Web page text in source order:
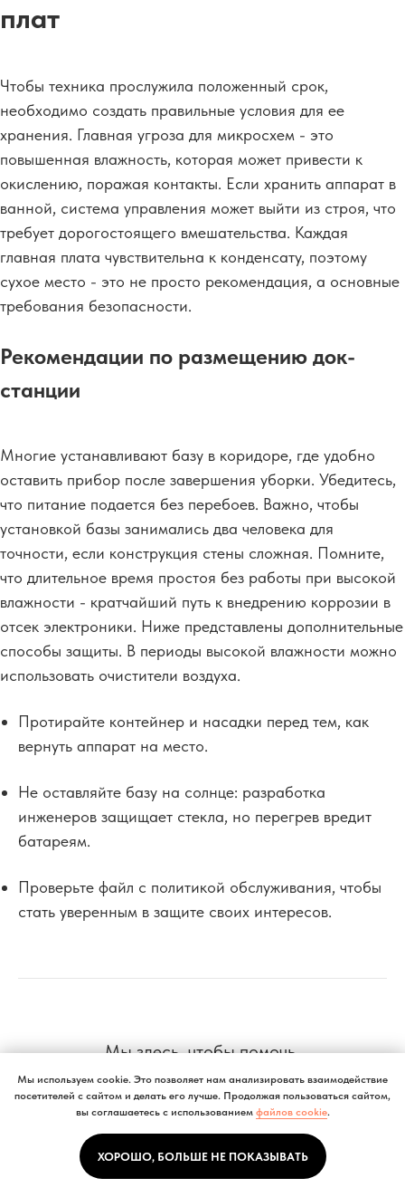
плат
Чтобы техника прослужила положенный срок,
необходимо создать правильные условия для ее
хранения. Главная угроза для микросхем - это
повышенная влажность, которая может привести к
окислению, поражая контакты. Если хранить аппарат в
ванной, система управления может выйти из строя, что
требует дорогостоящего вмешательства. Каждая
главная плата чувствительна к конденсату, поэтому
сухое место - это не просто рекомендация, а основные
требования безопасности.
Рекомендации по размещению док-
станции
Многие устанавливают базу в коридоре, где удобно
оставить прибор после завершения уборки. Убедитесь,
что питание подается без перебоев. Важно, чтобы
установкой базы занимались два человека для
точности, если конструкция стены сложная. Помните,
что длительное время простоя без работы при высокой
влажности - кратчайший путь к внедрению коррозии в
отсек электроники. Ниже представлены дополнительные
способы защиты. В периоды высокой влажности можно
использовать очистители воздуха.
Протирайте контейнер и насадки перед тем, как
вернуть аппарат на место.
Не оставляйте базу на солнце: разработка
инженеров защищает стекла, но перегрев вредит
батареям.
Проверьте файл с политикой обслуживания, чтобы
стать уверенным в защите своих интересов.
Мы здесь, чтобы помочь
Если вам нужна помощь, но у вас нет учетной
записи Мой Dyson, вы также можете посетить
Связаться с поддержкой
Мы используем cookie. Это позволяет нам анализировать взаимодействие
посетителей с сайтом и делать его лучше. Продолжая пользоваться сайтом,
вы соглашаетесь с использованием файлов cookie.
ХОРОШО, БОЛЬШЕ НЕ ПОКАЗЫВАТЬ